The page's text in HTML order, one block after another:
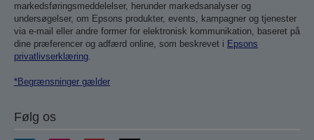
markedsføringsmeddelelser, herunder markedsanalyser og
undersøgelser, om Epsons produkter, events, kampagner og tjenester
via e-mail eller andre former for elektronisk kommunikation, baseret på
dine præferencer og adfærd online, som beskrevet i Epsons
privatlivserklæring.
*Begrænsninger gælder
Følg os